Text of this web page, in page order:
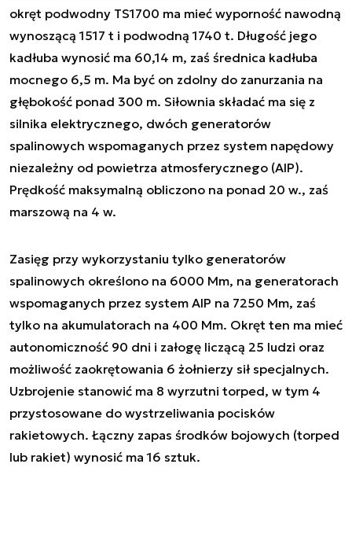
okręt podwodny TS1700 ma mieć wyporność nawodną
wynoszącą 1517 t i podwodną 1740 t. Długość jego
kadłuba wynosić ma 60,14 m, zaś średnica kadłuba
mocnego 6,5 m. Ma być on zdolny do zanurzania na
głębokość ponad 300 m. Siłownia składać ma się z
silnika elektrycznego, dwóch generatorów
spalinowych wspomaganych przez system napędowy
niezależny od powietrza atmosferycznego (AIP).
Prędkość maksymalną obliczono na ponad 20 w., zaś
marszową na 4 w.
Zasięg przy wykorzystaniu tylko generatorów
spalinowych określono na 6000 Mm, na generatorach
wspomaganych przez system AIP na 7250 Mm, zaś
tylko na akumulatorach na 400 Mm. Okręt ten ma mieć
autonomiczność 90 dni i załogę liczącą 25 ludzi oraz
możliwość zaokrętowania 6 żołnierzy sił specjalnych.
Uzbrojenie stanowić ma 8 wyrzutni torped, w tym 4
przystosowane do wystrzeliwania pocisków
rakietowych. Łączny zapas środków bojowych (torped
lub rakiet) wynosić ma 16 sztuk.